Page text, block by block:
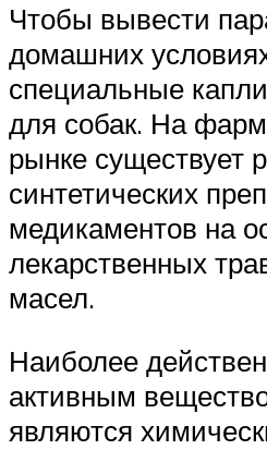
Чтобы вывести
домашних
специальные
для собак. На
рынке существует
синтетических
медикаментов на
лекарственных
масел.
Наиболее
активным
являются